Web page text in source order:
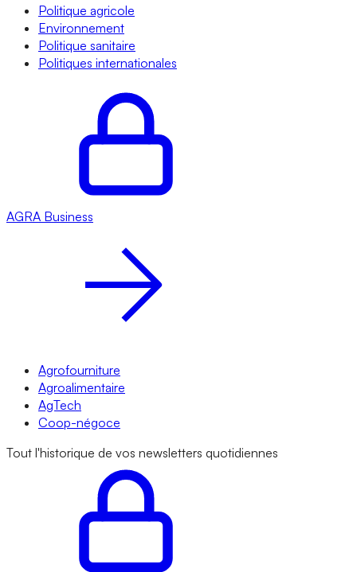
Politique agricole
Environnement
Politique sanitaire
Politiques internationales
AGRA Business
Agrofourniture
Agroalimentaire
AgTech
Coop-négoce
Tout l'historique de vos newsletters quotidiennes